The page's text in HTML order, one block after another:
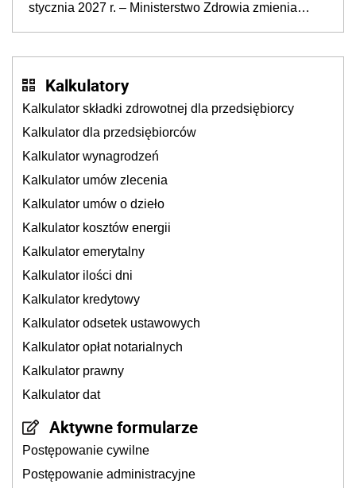
stycznia 2027 r. – Ministerstwo Zdrowia zmienia
Kalkulatory
Kalkulator składki zdrowotnej dla przedsiębiorcy
Kalkulator dla przedsiębiorców
Kalkulator wynagrodzeń
Kalkulator umów zlecenia
Kalkulator umów o dzieło
Kalkulator kosztów energii
Kalkulator emerytalny
Kalkulator ilości dni
Kalkulator kredytowy
Kalkulator odsetek ustawowych
Kalkulator opłat notarialnych
Kalkulator prawny
Kalkulator dat
Aktywne formularze
Postępowanie cywilne
Postępowanie administracyjne